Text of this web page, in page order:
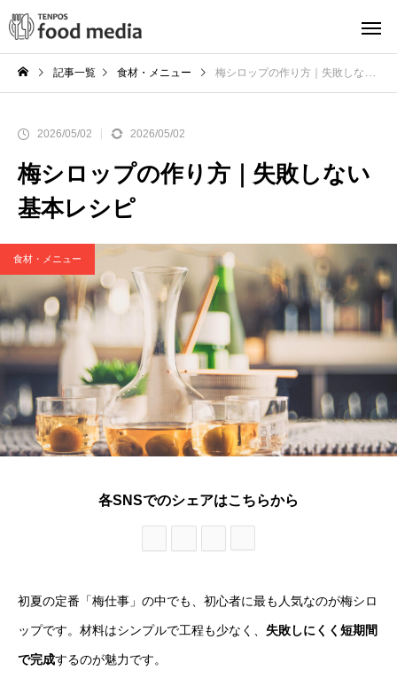
記事一覧 食材・メニュー 梅シロップの作り方｜失敗しない基本レシピ
2026/05/02 2026/05/02
梅シロップの作り方｜失敗しない
基本レシピ
食材・メニュー
各SNSでのシェアはこちらから
初夏の定番「梅仕事」の中でも、初心者に最も人気なのが梅シロ
ップです。材料はシンプルで工程も少なく、 失敗しにくく短期間
で完成するのが魅力です。